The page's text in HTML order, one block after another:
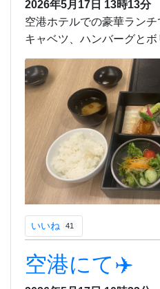
2026年5月17日 13時13分
空港ホテルでの豪華ラン
キャベツ、ハンバーグとボ
いいね 41
空港にて✈️